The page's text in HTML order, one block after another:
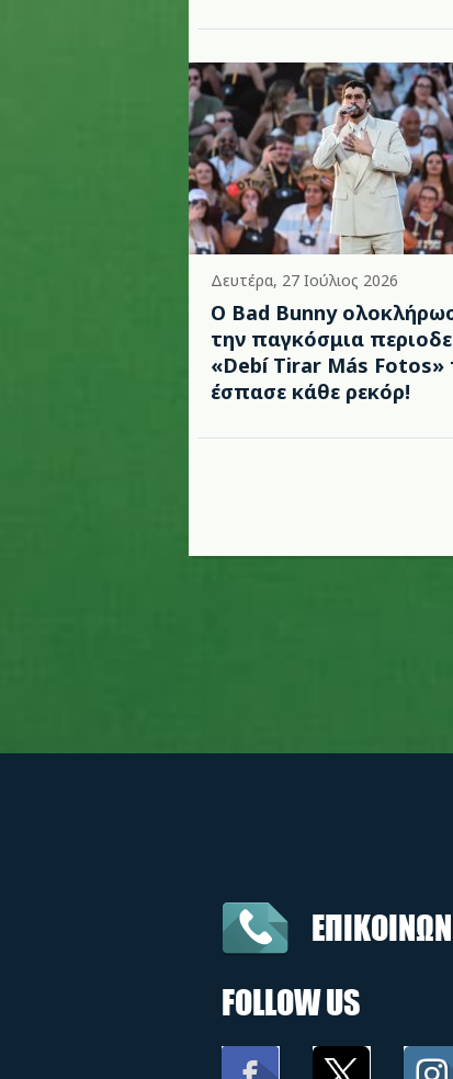
Δευτέρα, 27 Ιούλιος 2026
Ο Bad Bunny
την παγκόσμια
«Debí Tirar Más Fotos»
έσπασε κάθε ρεκόρ!
FOLLOW US